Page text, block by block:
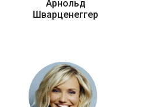
Арнольд
Шварценеггер